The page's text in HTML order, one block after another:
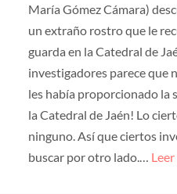
María Gómez Cámara)
un extraño rostro que le
guarda en la Catedral de
investigadores parece que
les había proporcionado la
la Catedral de Jaén! Lo
ninguno. Así que ciertos
buscar por otro lado.…